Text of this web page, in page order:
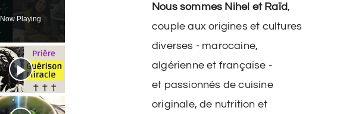
Now Playing
Nous sommes Nihel et Raïd,
couple aux origines et cultures
diverses - marocaine,
algérienne et française -
et passionnés de cuisine
originale, de nutrition et